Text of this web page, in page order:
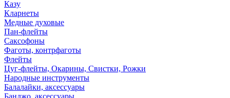
Казу
Кларнеты
Медные духовые
Пан-флейты
Саксофоны
Фаготы, контрфаготы
Флейты
Цуг-флейты, Окарины, Свистки, Рожки
Народные инструменты
Балалайки, аксессуары
Банджо, аксессуары